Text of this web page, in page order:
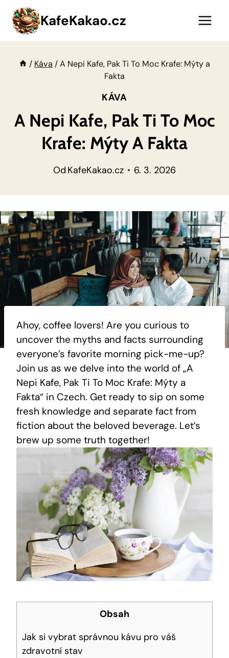
Přeskočit
obsah
KafeKakao.cz
/ Káva /A Nepi Kafe, Pak Ti To Moc Krafe: Mýty a
Fakta
KÁVA
A Nepi Kafe, Pak Ti To Moc
Krafe: Mýty A Fakta
Od KafeKakao.cz 6. 3. 2026
Ahoy, coffee lovers! Are you curious to
uncover the myths and facts surrounding
everyone’s favorite morning pick-me-up?
Join us as we delve into the world of „A
Nepi Kafe, Pak Ti To Moc Krafe: Mýty a
Fakta“ in Czech. Get ready to sip on some
fresh knowledge and separate fact from
fiction about the beloved beverage. Let’s
brew up some truth together!
Obsah
Jak si vybrat správnou kávu pro váš
zdravotní stav